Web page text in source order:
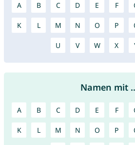
A B C D E F
K L M N O P
U V W X
Namen mit
A B C D E F
K L M N O P